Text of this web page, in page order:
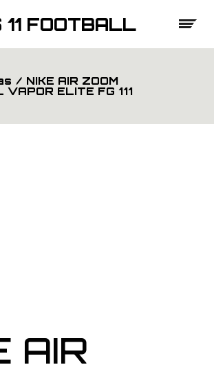
11 FOOTBALL
NIKE AIR ZOOM
VAPOR ELITE FG 111
AIR